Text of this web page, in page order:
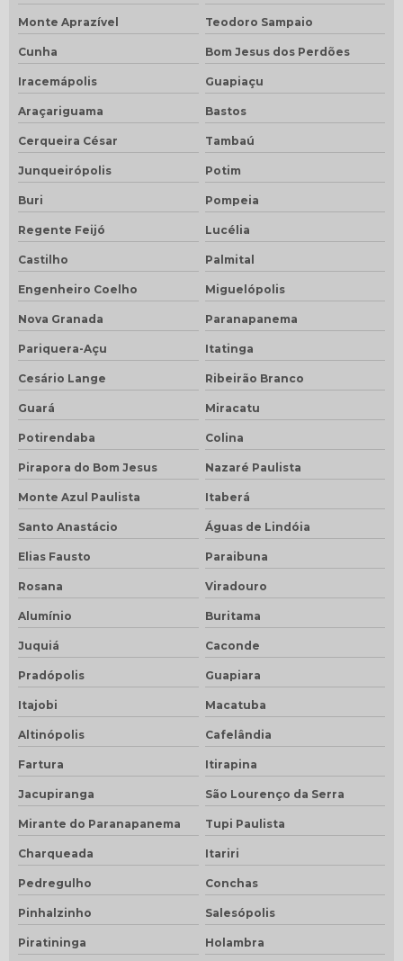
Monte Aprazível Teodoro Sampaio
Cunha Bom Jesus dos Perdões
Iracemápolis Guapiaçu
Araçariguama Bastos
Cerqueira César Tambaú
Junqueirópolis Potim
Buri Pompeia
Regente Feijó Lucélia
Castilho Palmital
Engenheiro Coelho Miguelópolis
Nova Granada Paranapanema
Pariquera-Açu Itatinga
Cesário Lange Ribeirão Branco
Guará Miracatu
Potirendaba Colina
Pirapora do Bom Jesus Nazaré Paulista
Monte Azul Paulista Itaberá
Santo Anastácio Águas de Lindóia
Elias Fausto Paraibuna
Rosana Viradouro
Alumínio Buritama
Juquiá Caconde
Pradópolis Guapiara
Itajobi Macatuba
Altinópolis Cafelândia
Fartura Itirapina
Jacupiranga São Lourenço da Serra
Mirante do Paranapanema Tupi Paulista
Charqueada Itariri
Pedregulho Conchas
Pinhalzinho Salesópolis
Piratininga Holambra